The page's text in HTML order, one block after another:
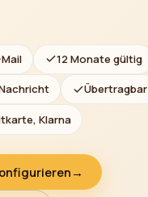
12 Monate gültig
Übertragbar
Klarna
→